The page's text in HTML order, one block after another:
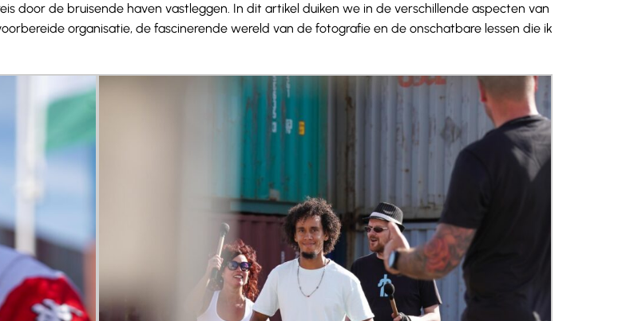
door de bruisende haven vastleggen. In dit artikel duiken we in de verschillende aspecten van
organisatie, de fascinerende wereld van de fotografie en de onschatbare lessen die ik